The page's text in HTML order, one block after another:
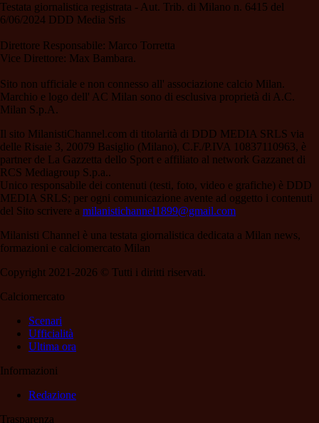
Testata giornalistica registrata - Aut. Trib. di Milano n. 6415 del
6/06/2024 DDD Media Srls
Direttore Responsabile: Marco Torretta
Vice Direttore: Max Bambara.
Sito non ufficiale e non connesso all' associazione calcio Milan.
Marchio e logo dell' AC Milan sono di esclusiva proprietà di A.C.
Milan S.p.A.
Il sito MilanistiChannel.com di titolarità di DDD MEDIA SRLS via
delle Risaie 3, 20079 Basiglio (Milano), C.F./P.IVA 10837110963, è
partner de La Gazzetta dello Sport e affiliato al network Gazzanet di
RCS Mediagroup S.p.a..
Unico responsabile dei contenuti (testi, foto, video e grafiche) è DDD
MEDIA SRLS; per ogni comunicazione avente ad oggetto i contenuti
del Sito scrivere a milanistichannel1899@gmail.com
Milanisti Channel è una testata giornalistica dedicata a Milan news,
formazioni e calciomercato Milan
Copyright 2021-2026 © Tutti i diritti riservati.
Calciomercato
Scenari
Ufficialità
Ultima ora
Informazioni
Redazione
Trasparenza